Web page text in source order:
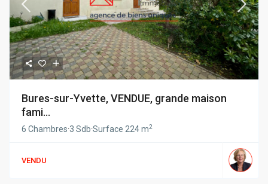
Bures-sur-Yvette, VENDUE, grande maison
fami...
6 Chambres·3 Sdb·Surface 224 m2
VENDU